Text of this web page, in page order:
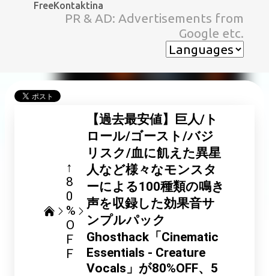
スキップしてメイン コンテンツに移動
FreeKontaktina
PR & AD: Advertisements from
Google etc.
↑
8
0
%
O
F
F
【過去最安値】巨人/ト
ロール/ゴースト/バジ
リスク/血に飢えた異星
人など様々なモンスタ
ーによる100種類の鳴き
声を収録した効果音サ
ンプルパック
Ghosthack「Cinematic
Essentials - Creature
Vocals」が80%OFF、5